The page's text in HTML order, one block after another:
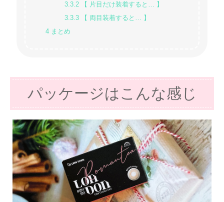
3.3.2【 片目だけ装着すると… 】
3.3.3【 両目装着すると… 】
4 まとめ
パッケージはこんな感じ